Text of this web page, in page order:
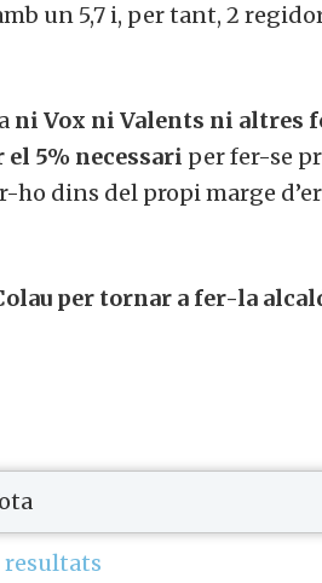
un 5,7 i, per tant, 2
ni Vox ni Valents ni altres
5% necessari per fer-se
ho dins del propi marge
per tornar a fer-la
resultats